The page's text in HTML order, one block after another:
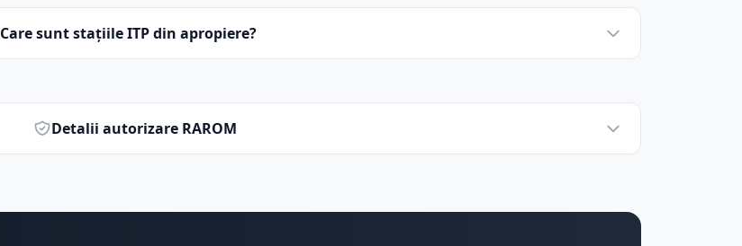
Care sunt stațiile ITP din apropiere?
Detalii autorizare RAROM